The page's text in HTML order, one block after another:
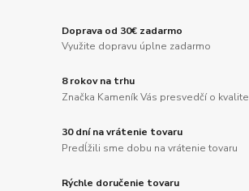
Doprava od 30€ zadarmo
Využite dopravu úplne zadarmo
8 rokov na trhu
Značka Kameník Vás presvedčí o kvalite
30 dní na vrátenie tovaru
Predĺžili sme dobu na vrátenie tovaru
Rýchle doručenie tovaru